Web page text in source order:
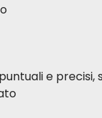
e precisi,